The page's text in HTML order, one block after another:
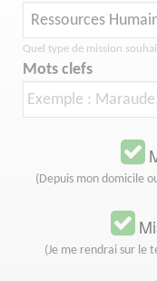
Quel type de mission
Mots clefs
(Depuis mon domicile
(Je me rendrai sur le